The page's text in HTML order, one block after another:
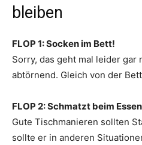
bleiben
FLOP 1: Socken im Bett!
Sorry, das geht mal leider gar
abtörnend. Gleich von der
FLOP 2: Schmatzt beim
Gute Tischmanieren sollten
sollte er in anderen